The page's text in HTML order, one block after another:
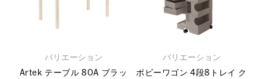
バリエーション
Artek テーブル 80A ブラッ
バリエーション
ボビーワゴン 4段8トレイ ク